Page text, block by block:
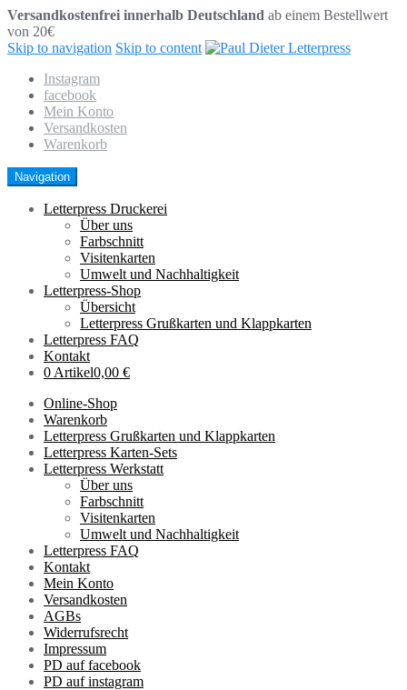
Versandkostenfrei innerhalb Deutschland ab einem Bestellwert
von 20€
Skip to navigation Skip to content
Instagram
facebook
Mein Konto
Versandkosten
Warenkorb
Navigation
Letterpress Druckerei
Über uns
Farbschnitt
Visitenkarten
Umwelt und Nachhaltigkeit
Letterpress-Shop
Übersicht
Letterpress Grußkarten und Klappkarten
Letterpress FAQ
Kontakt
0 Artikel0,00 €
Online-Shop
Warenkorb
Letterpress Grußkarten und Klappkarten
Letterpress Karten-Sets
Letterpress Werkstatt
Über uns
Farbschnitt
Visitenkarten
Umwelt und Nachhaltigkeit
Letterpress FAQ
Kontakt
Mein Konto
Versandkosten
AGBs
Widerrufsrecht
Impressum
PD auf facebook
PD auf instagram